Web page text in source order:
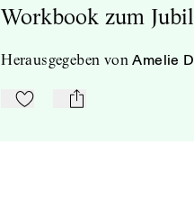
Workbook zum
herausgegeben von Amelie
Zu Mein-TdZ hinzufügen
mail